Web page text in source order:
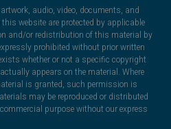
audio, video, documents, and
website are protected by applicable
and/or redistribution of this material by
prohibited without prior written
whether or not a specific copyright
appears on the material. Where
is granted, such permission is
may be reproduced or distributed
purpose without our express